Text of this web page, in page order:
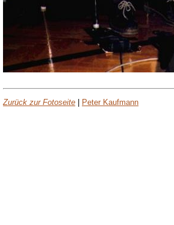
Zurück zur Fotoseite | Peter Kaufmann